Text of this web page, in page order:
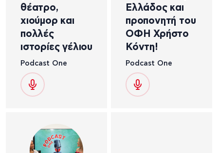
θέατρο,
χιούμορ και
πολλές
ιστορίες γέλιου
Podcast One
Ελλάδος και
προπονητή του
ΟΦΗ Χρήστο
Κόντη!
Podcast One